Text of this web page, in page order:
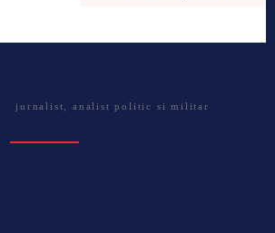
jurnalist, analist politic si militar